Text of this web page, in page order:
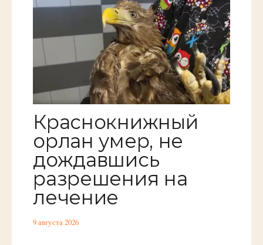
Краснокнижный
орлан умер, не
дождавшись
разрешения на
лечение
9 августа 2026